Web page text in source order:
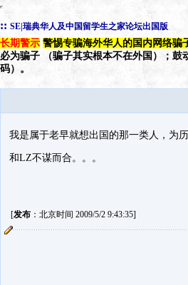
:: SE|瑞典华人及中国留学生之家论坛出国版
长期警示 警惕专骗海外华人的国内网络骗
必为骗子 （骗子其实根本不在外国）；
码）。
我是属于老早就想出国的那一类人，为
和LZ不谋而合。。。
[发布：北京时间 2009/5/2 9:43:35]